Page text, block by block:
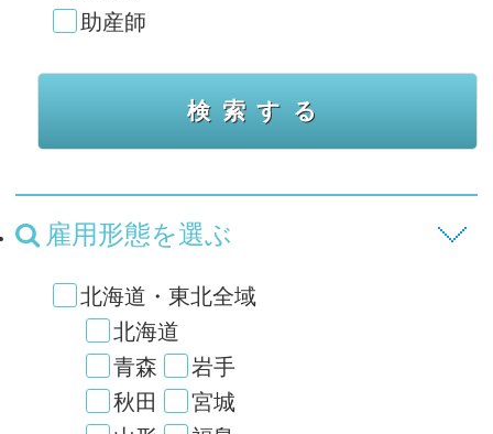
助産師
雇用形態を選ぶ
北海道・東北全域
北海道
青森
岩手
秋田
宮城